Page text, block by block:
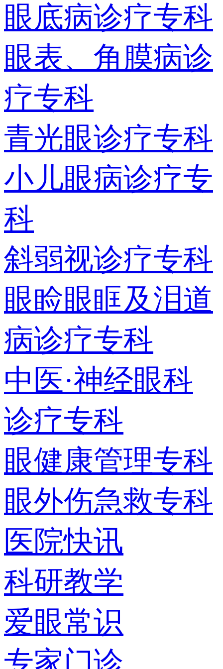
眼底病诊疗专科
眼表、角膜病诊
疗专科
青光眼诊疗专科
小儿眼病诊疗专
科
斜弱视诊疗专科
眼睑眼眶及泪道
病诊疗专科
中医·神经眼科
诊疗专科
眼健康管理专科
眼外伤急救专科
医院快讯
科研教学
爱眼常识